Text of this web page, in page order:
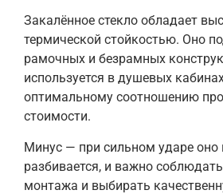
Закалённое стекло обладает
термической стойкостью. Оно
рамочных и безрамных
используется в душевых
оптимальному соотношению
стоимости.
Минус — при сильном ударе оно
разбивается, и важно
монтажа и выбирать